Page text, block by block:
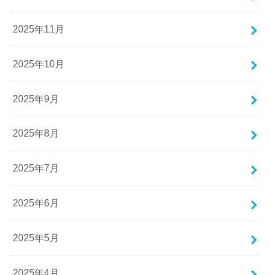
2025年11月
2025年10月
2025年9月
2025年8月
2025年7月
2025年6月
2025年5月
2025年4月